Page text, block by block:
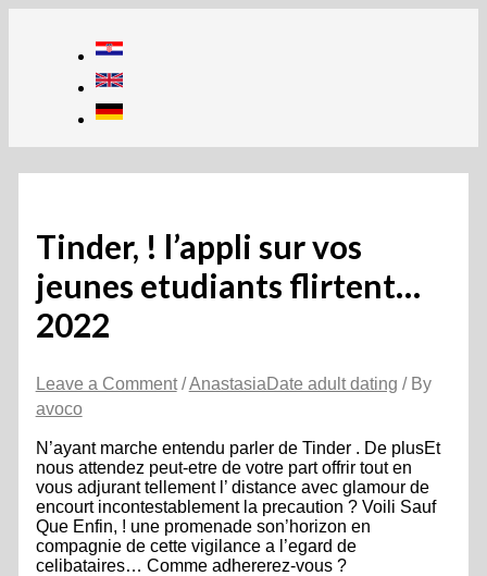
Tinder, ! l’appli sur vos
jeunes etudiants flirtent…
2022
Leave a Comment /AnastasiaDate adult dating / By
avoco
N’ayant marche entendu parler de Tinder . De plusEt
nous attendez peut-etre de votre part offrir tout en
vous adjurant tellement l’ distance avec glamour de
encourt incontestablement la precaution ? Voili Sauf
Que Enfin, ! une promenade son’horizon en
compagnie de cette vigilance a l’egard de
celibataires… Comme adhererez-vous ?